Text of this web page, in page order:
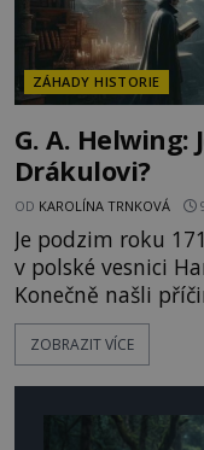
ZÁHADY HISTORIE
G. A. Helwing:
Drákulovi?
OD KAROLÍNA TRNKOVÁ
Je podzim roku
v polské vesnici
Konečně našli
znetvořence,
požírá sám sebe!
jak tvora
ZOBRAZIT VÍCE